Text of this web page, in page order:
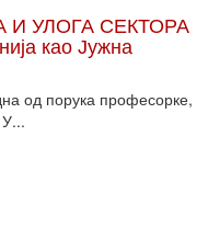
УЛОГА СЕКТОРА
као Јужна
од порука професорке,